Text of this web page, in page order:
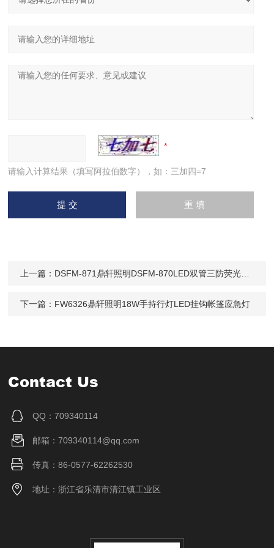
请输入计算结果（填写阿拉伯数字），如：三加四=7
上一篇： DSFM-871鼎轩照明DSFM-870LED双管三防荧光灯36W/18W
下一篇： FW6326鼎轩照明18W手持行灯LED挂钩帐篷应急灯
Contact Us
QQ：709340114
邮箱：709340114@qq.com
传真：86-0577-62262530
地址：浙江省乐清市清江镇工业区